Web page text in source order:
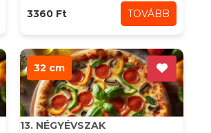
3360 Ft TOVÁBB
32 cm
13. NÉGYÉVSZAK